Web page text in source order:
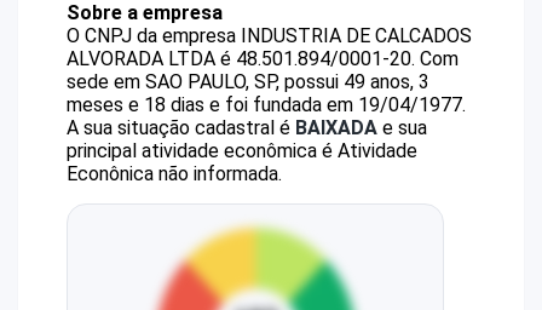
Sobre a empresa
O CNPJ da empresa INDUSTRIA DE CALCADOS
ALVORADA LTDA é 48.501.894/0001-20. Com
sede em SAO PAULO, SP, possui 49 anos, 3
meses e 18 dias e foi fundada em 19/04/1977.
A sua situação cadastral é BAIXADA e sua
principal atividade econômica é Atividade
Econônica não informada.